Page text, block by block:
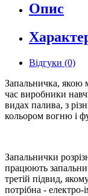
Опис
Відгуки (0)
Запальничка, якою
час виробники
видах палива, з
кольором вогню і
Запальнички
працюють
третій підвид,
потрібна - електро-